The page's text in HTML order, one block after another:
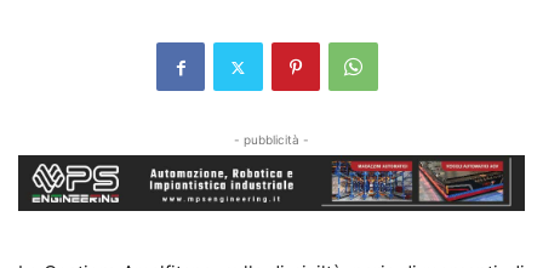
- pubblicità -